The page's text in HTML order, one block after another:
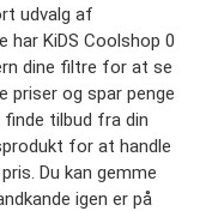
udvalg af
har KiDS Coolshop 0
dine filtre for at se
priser og spar penge
tilbud fra din
for at handle
Du kan gemme
igen er på